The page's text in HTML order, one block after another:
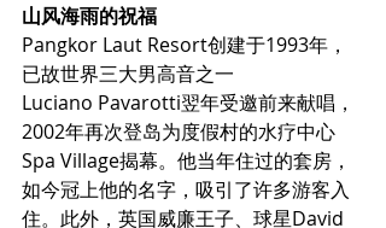
山风海雨的祝福
Pangkor Laut Resort创建于1993年，
已故世界三大男高音之一
Luciano Pavarotti翌年受邀前来献唱，
2002年再次登岛为度假村的水疗中心
Spa Village揭幕。他当年住过的套房，
如今冠上他的名字，吸引了许多游客入
住。此外，英国威廉王子、球星David